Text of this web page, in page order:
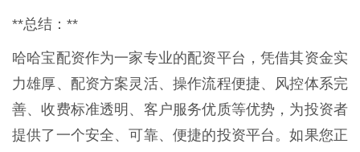
**总结：**
哈哈宝配资作为一家专业的配资平台，凭借其资金实
力雄厚、配资方案灵活、操作流程便捷、风控体系完
善、收费标准透明、客户服务优质等优势，为投资者
提供了一个安全、可靠、便捷的投资平台。如果您正